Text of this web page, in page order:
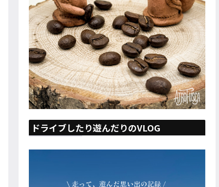
ドライブしたり遊んだりのVLOG